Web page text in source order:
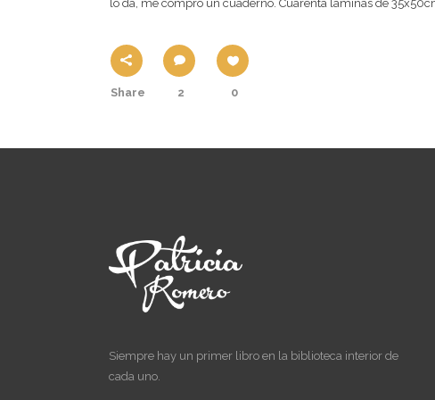
lo da, me compró un cuaderno. Cuarenta láminas de
Share 2 0
Siempre hay un primer libro en la biblioteca interior de
cada uno.